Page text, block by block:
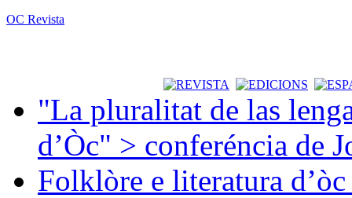
OC Revista
"La pluralitat de las
d’Òc" > conferéncia de
Folklòre e literatura